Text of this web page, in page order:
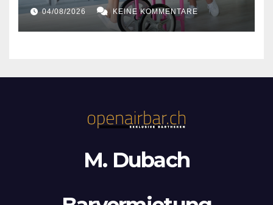
04/08/2026 KEINE KOMMENTARE
M. Dubach